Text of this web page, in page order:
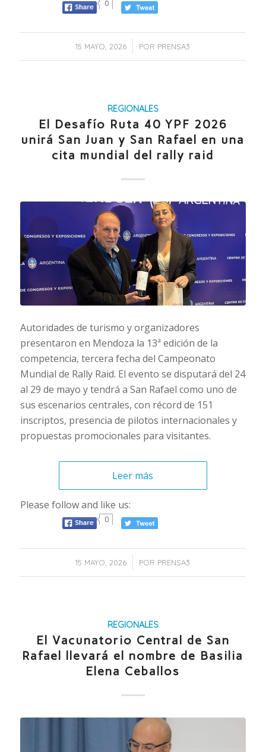
0
15 MAYO, 2026
/ POR PRENSA3
REGIONALES
El Desafío Ruta 40 YPF 2026
unirá San Juan y San Rafael en una
cita mundial del rally raid
Autoridades de turismo y organizadores
presentaron en Mendoza la 13ª edición de la
competencia, tercera fecha del Campeonato
Mundial de Rally Raid. El evento se disputará del 24
al 29 de mayo y tendrá a San Rafael como uno de
sus escenarios centrales, con récord de 151
inscriptos, presencia de pilotos internacionales y
propuestas promocionales para visitantes.
Leer más
Please follow and like us:
0
15 MAYO, 2026
/ POR PRENSA3
REGIONALES
El Vacunatorio Central de San
Rafael llevará el nombre de Basilia
Elena Ceballos